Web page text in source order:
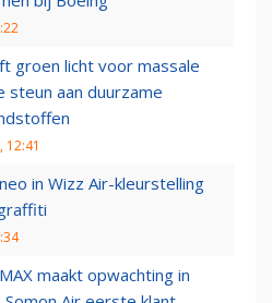
groen licht voor massale
steun aan duurzame
12:41
in Wizz Air-kleurstelling
maakt opwachting in